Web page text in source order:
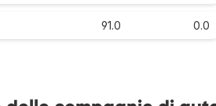
91.0 0.0